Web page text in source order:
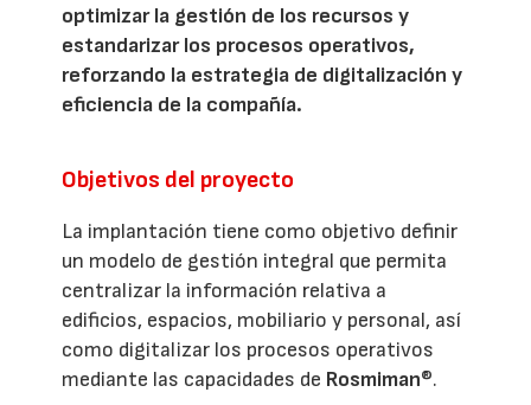
optimizar la gestión de los recursos y
estandarizar los procesos operativos,
reforzando la estrategia de digitalización y
eficiencia de la compañía.
Objetivos del proyecto
La implantación tiene como objetivo definir
un modelo de gestión integral que permita
centralizar la información relativa a
edificios, espacios, mobiliario y personal, así
como digitalizar los procesos operativos
mediante las capacidades de Rosmiman®.